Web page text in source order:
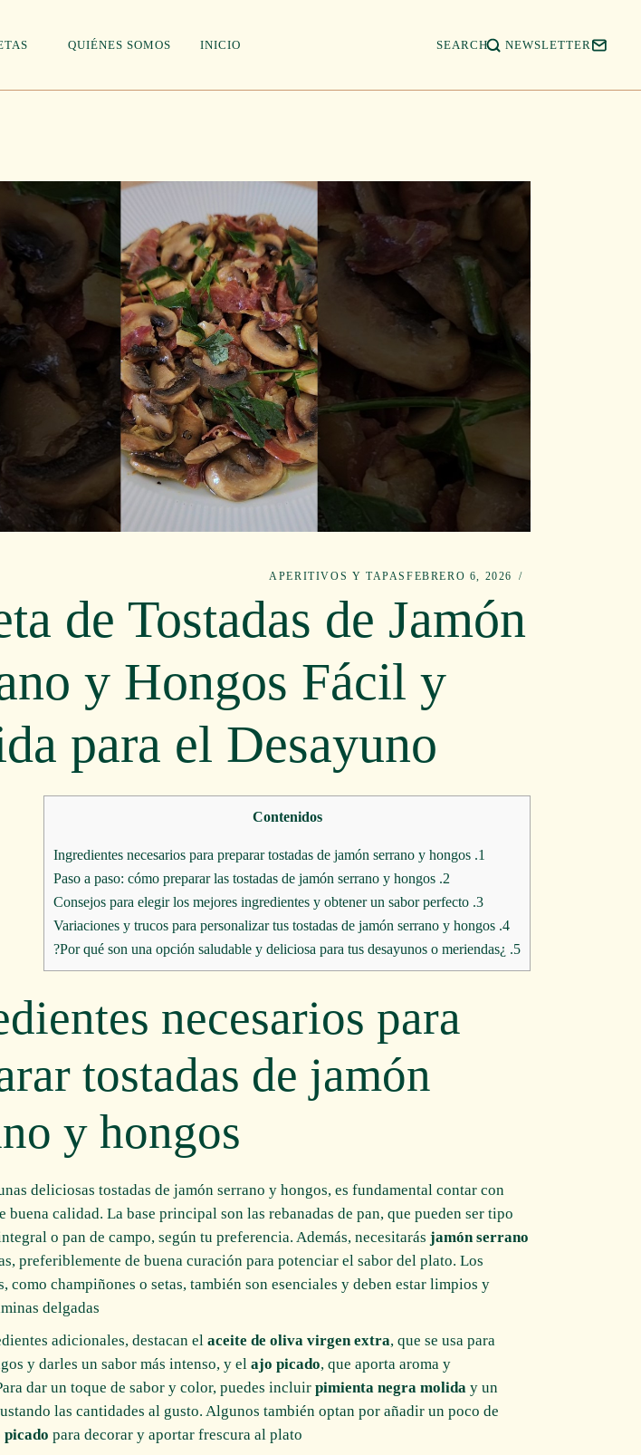
contenido
INICIO
QUIÉNES SOMOS NEWSLETTER
SEARCH
FEBRERO 6, 2026
APERITIVOS Y TAPAS
de Tostadas de Jamón
y Hongos Fácil y
para el Desayuno
Contenidos
1.
2.
3.
4.
5.
¿Por qué son una opción saludable y deliciosa para tus desayunos o meriendas?
necesarios para
tostadas de jamón
y hongos
deliciosas tostadas de jamón serrano y hongos, es fundamental contar con
buena calidad. La base principal son las rebanadas de pan, que pueden ser tipo
o pan de campo, según tu preferencia. Además, necesitarás jamón serrano
preferiblemente de buena curación para potenciar el sabor del plato. Los
como champiñones o setas, también son esenciales y deben estar limpios y
delgadas.
adicionales, destacan el aceite de oliva virgen extra, que se usa para
y darles un sabor más intenso, y el ajo picado, que aporta aroma y
dar un toque de sabor y color, puedes incluir pimienta negra molida y un
las cantidades al gusto. Algunos también optan por añadir un poco de
para decorar y aportar frescura al plato.